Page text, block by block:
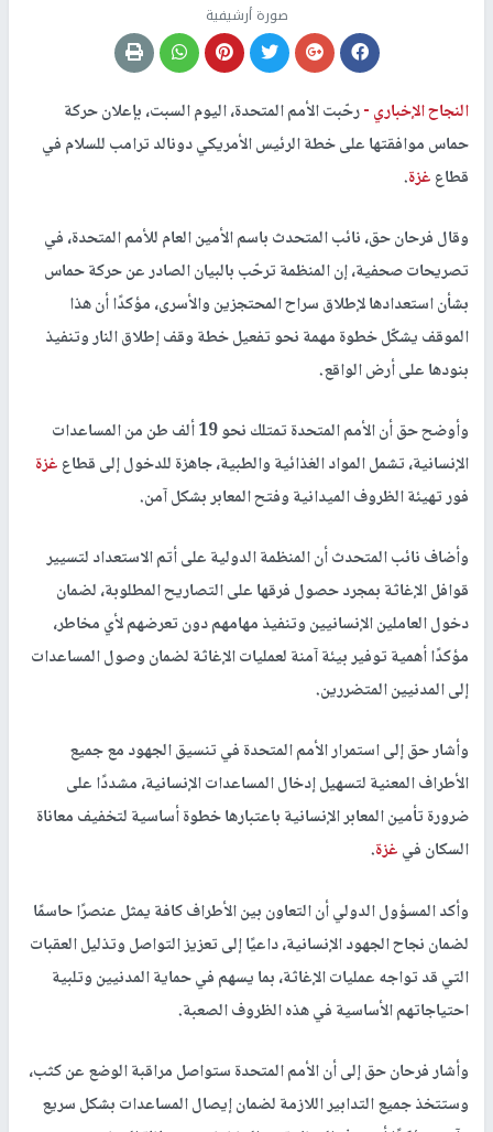
صورة أرشيفية
النجاح الإخباري -رحّبت الأمم المتحدة، اليوم السبت، بإعلان حركة
حماس موافقتها على خطة الرئيس الأمريكي دونالد ترامب للسلام في
قطاعغزة.
وقال فرحان حق، نائب المتحدث باسم الأمين العام للأمم المتحدة، في
تصريحات صحفية، إن المنظمة ترحّب بالبيان الصادر عن حركة حماس
بشأن استعدادها لإطلاق سراح المحتجزين والأسرى، مؤكدًا أن هذا
الموقف يشكّل خطوة مهمة نحو تفعيل خطة وقف إطلاق النار وتنفيذ
بنودها على أرض الواقع.
وأوضح حق أن الأمم المتحدة تمتلك نحو 19 ألف طن من المساعدات
الإنسانية، تشمل المواد الغذائية والطبية، جاهزة للدخول إلى قطاعغزة
فور تهيئة الظروف الميدانية وفتح المعابر بشكل آمن.
وأضاف نائب المتحدث أن المنظمة الدولية على أتم الاستعداد لتسيير
قوافل الإغاثة بمجرد حصول فرقها على التصاريح المطلوبة، لضمان
دخول العاملين الإنسانيين وتنفيذ مهامهم دون تعرضهم لأي مخاطر،
مؤكدًا أهمية توفير بيئة آمنة لعمليات الإغاثة لضمان وصول المساعدات
إلى المدنيين المتضررين.
وأشار حق إلى استمرار الأمم المتحدة في تنسيق الجهود مع جميع
الأطراف المعنية لتسهيل إدخال المساعدات الإنسانية، مشددًا على
ضرورة تأمين المعابر الإنسانية باعتبارها خطوة أساسية لتخفيف معاناة
السكان فيغزة.
وأكد المسؤول الدولي أن التعاون بين الأطراف كافة يمثل عنصرًا حاسمًا
لضمان نجاح الجهود الإنسانية، داعيًا إلى تعزيز التواصل وتذليل العقبات
التي قد تواجه عمليات الإغاثة، بما يسهم في حماية المدنيين وتلبية
احتياجاتهم الأساسية في هذه الظروف الصعبة.
وأشار فرحان حق إلى أن الأمم المتحدة ستواصل مراقبة الوضع عن كثب،
وستتخذ جميع التدابير اللازمة لضمان إيصال المساعدات بشكل سريع